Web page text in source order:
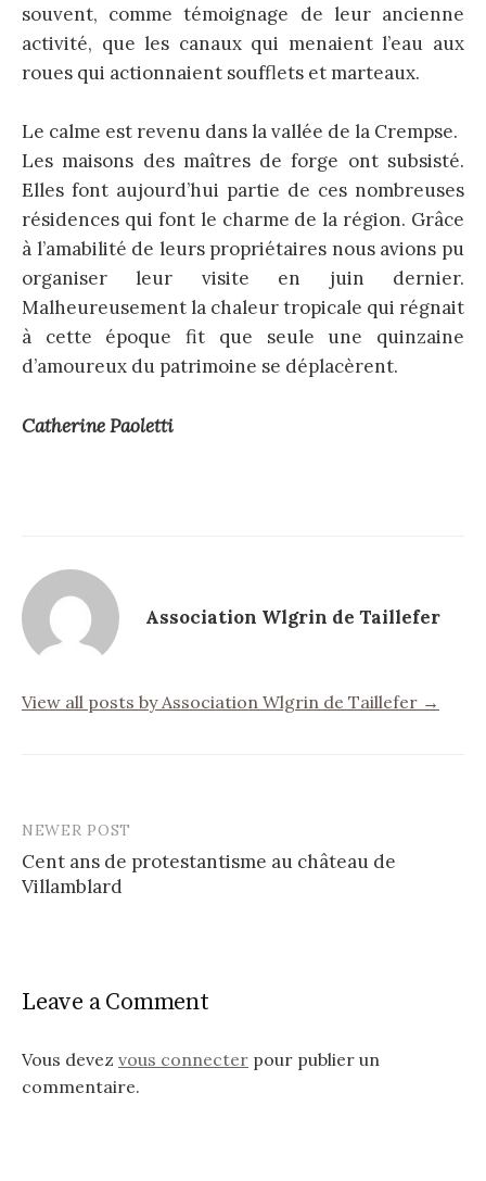
souvent, comme témoignage de leur ancienne
activité, que les canaux qui menaient l’eau aux
roues qui actionnaient soufflets et marteaux.
Le calme est revenu dans la vallée de la Crempse.
Les maisons des maîtres de forge ont subsisté.
Elles font aujourd’hui partie de ces nombreuses
résidences qui font le charme de la région. Grâce
à l’amabilité de leurs propriétaires nous avions pu
organiser leur visite en juin dernier.
Malheureusement la chaleur tropicale qui régnait
à cette époque fit que seule une quinzaine
d’amoureux du patrimoine se déplacèrent.
Catherine Paoletti
Association Wlgrin de Taillefer
View all posts by Association Wlgrin de Taillefer →
Post
navigation
NEWER POST
Cent ans de protestantisme au château de
Villamblard
Leave a Comment
Vous devez vous connecter pour publier un
commentaire.